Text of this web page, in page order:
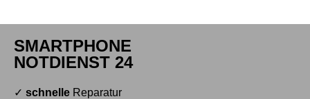
SMARTPHONE
NOTDIENST 24
✓ schnelle Reparatur